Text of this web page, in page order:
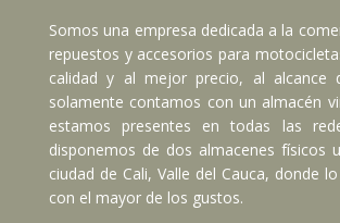
Somos una empresa dedicada a la
repuestos y accesorios para
calidad y al mejor precio, al alcance
solamente contamos con un almacén
estamos presentes en todas las
disponemos de dos almacenes físicos
ciudad de Cali, Valle del Cauca, donde
con el mayor de los gustos.